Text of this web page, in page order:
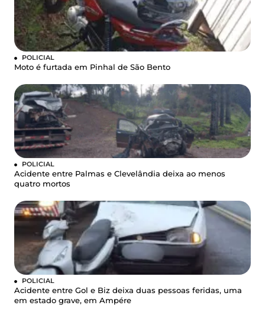
POLICIAL
Moto é furtada em Pinhal de São Bento
POLICIAL
Acidente entre Palmas e Clevelândia deixa ao menos
quatro mortos
POLICIAL
Acidente entre Gol e Biz deixa duas pessoas feridas, uma
em estado grave, em Ampére